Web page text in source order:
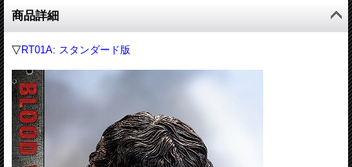
商品詳細
▽RT01A: スタンダード版